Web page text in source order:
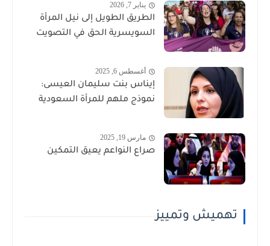
يناير 7, 2026
الطريق الطويل إلى نيل المرأة
السويسرية الحق في التصويت
أغسطس 6, 2025
إيناس بنت سليمان العيسى:
نموذج ملهم للمرأة السعودية
مارس 19, 2025
صراع النواعم يعيق التمكين
تهميش وتمييز